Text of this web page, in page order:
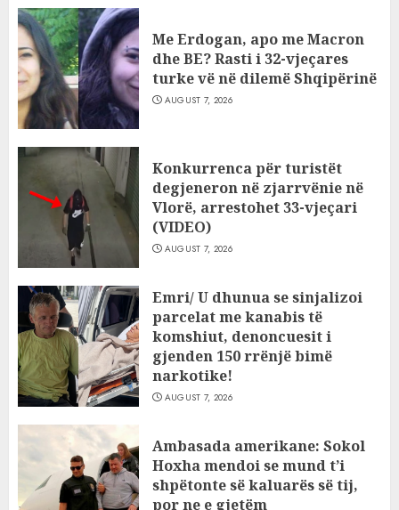
Me Erdogan, apo me Macron
dhe BE? Rasti i 32-vjeçares
turke vë në dilemë Shqipërinë
AUGUST 7, 2026
Konkurrenca për turistët
degjeneron në zjarrvënie në
Vlorë, arrestohet 33-vjeçari
(VIDEO)
AUGUST 7, 2026
Emri/ U dhunua se sinjalizoi
parcelat me kanabis të
komshiut, denoncuesit i
gjenden 150 rrënjë bimë
narkotike!
AUGUST 7, 2026
Ambasada amerikane: Sokol
Hoxha mendoi se mund t’i
shpëtonte së kaluarës së tij,
por ne e gjetëm